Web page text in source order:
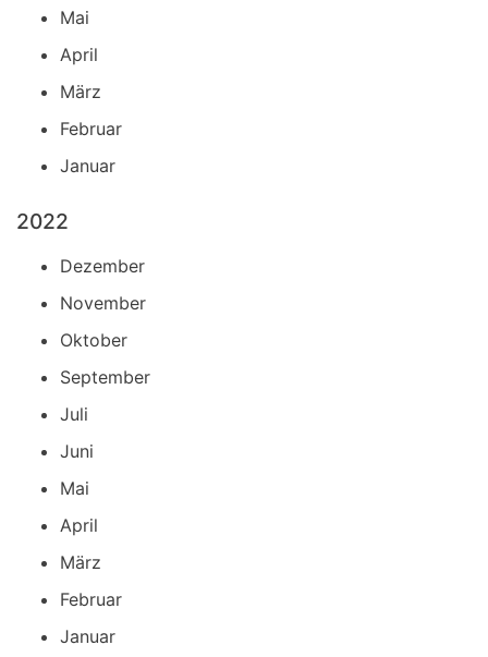
Mai
April
März
Februar
Januar
2022
Dezember
November
Oktober
September
Juli
Juni
Mai
April
März
Februar
Januar